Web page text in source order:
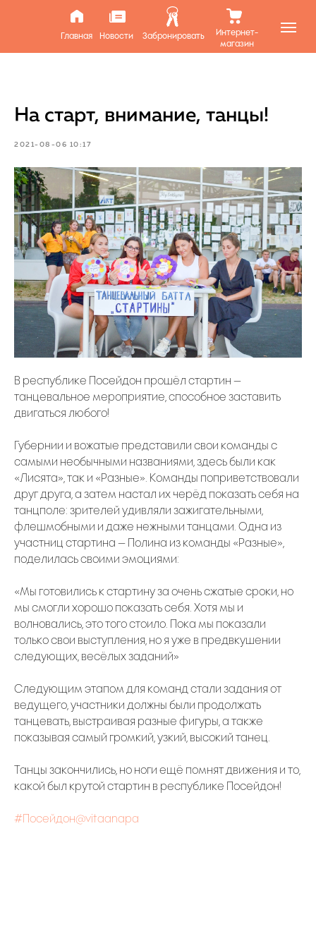
Главная Новости Забронировать
Интернет-
магазин
На старт, внимание, танцы!
2021-08-06 10:17
В республике Посейдон прошёл стартин —
танцевальное мероприятие, способное заставить
двигаться любого!
Губернии и вожатые представили свои команды с
самыми необычными названиями, здесь были как
«Лисята», так и «Разные». Команды поприветствовали
друг друга, а затем настал их черёд показать себя на
танцполе: зрителей удивляли зажигательными,
флешмобными и даже нежными танцами. Одна из
участниц стартина — Полина из команды «Разные»,
поделилась своими эмоциями:
«Мы готовились к стартину за очень сжатые сроки, но
мы смогли хорошо показать себя. Хотя мы и
волновались, это того стоило. Пока мы показали
только свои выступления, но я уже в предвкушении
следующих, весёлых заданий»
Следующим этапом для команд стали задания от
ведущего, участники должны были продолжать
танцевать, выстраивая разные фигуры, а также
показывая самый громкий, узкий, высокий танец.
Танцы закончились, но ноги ещё помнят движения и то,
какой был крутой стартин в республике Посейдон!
#Посейдон@vitaanapa